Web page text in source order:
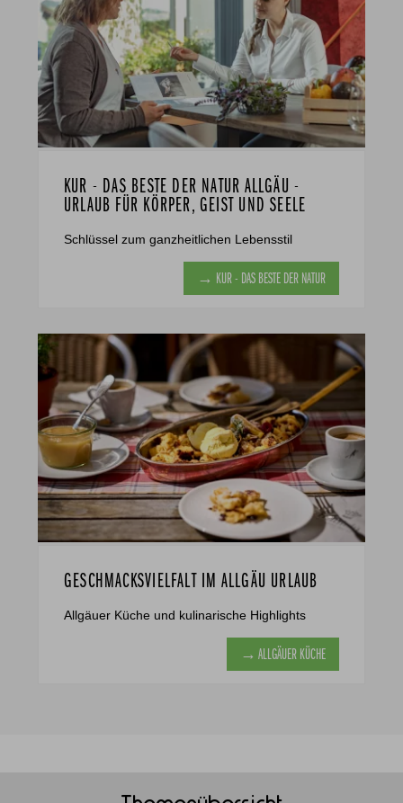
KUR - DAS BESTE DER NATUR ALLGÄU -
URLAUB FÜR KÖRPER, GEIST UND SEELE
Schlüssel zum ganzheitlichen Lebensstil
→ KUR - DAS BESTE DER NATUR
GESCHMACKSVIELFALT IM ALLGÄU URLAUB
Allgäuer Küche und kulinarische Highlights
→ ALLGÄUER KÜCHE